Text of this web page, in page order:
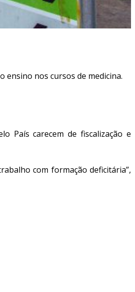
ensino nos cursos de medicina.
País carecem de fiscalização e
com formação deficitária”,